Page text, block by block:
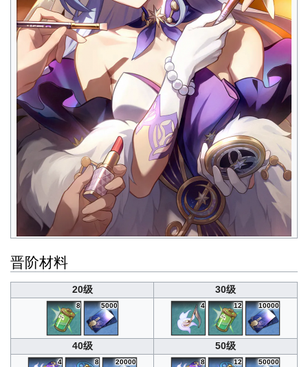
晋阶材料
20级 30级
8 5000 4 12 10000
40级 50级
4 8 20000 8 12 50000